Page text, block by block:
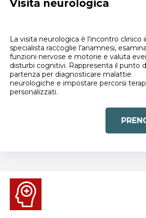
Visita neurologica
La visita neurologica è l’incontro clinico
specialista raccoglie l’anamnesi,
funzioni nervose e motorie e valuta
disturbi cognitivi. Rappresenta il punto
partenza per diagnosticare malattie
neurologiche e impostare percorsi
personalizzati.